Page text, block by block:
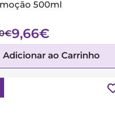
500ml
9,66€
Adicionar ao Carrinho